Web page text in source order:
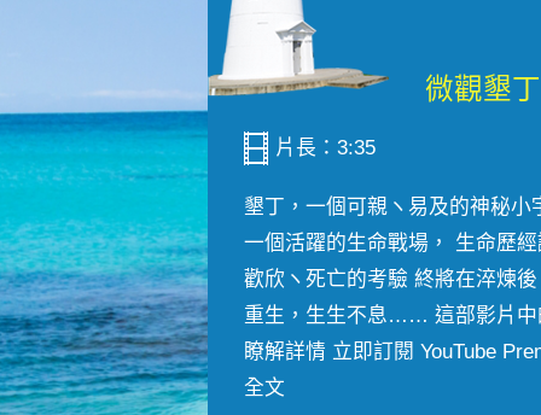
片長：3:35
墾丁，一個可親ヽ易及的神秘小
一個活躍的生命戰場， 生命歷
歡欣ヽ死亡的考驗 終將在淬煉
重生，生生不息…… 這部影片中
瞭解詳情 立即訂閱 YouTube
全文